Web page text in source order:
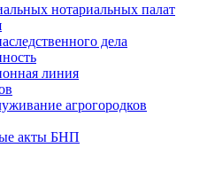
нотариальных палат
дела
линия
агрогородков
акты БНП